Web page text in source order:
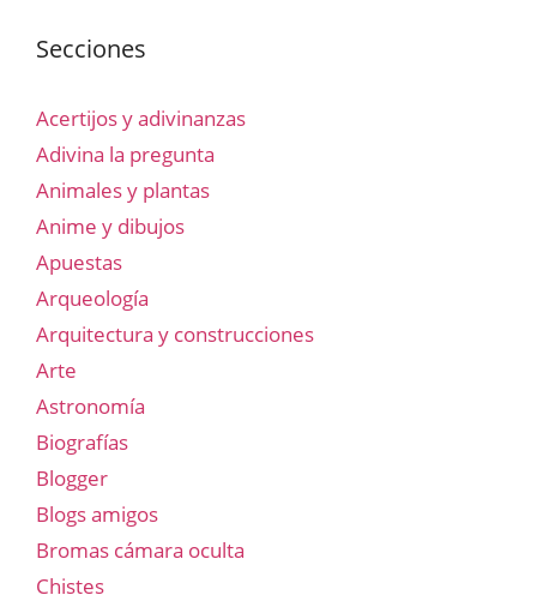
Secciones
Acertijos y adivinanzas
Adivina la pregunta
Animales y plantas
Anime y dibujos
Apuestas
Arqueología
Arquitectura y construcciones
Arte
Astronomía
Biografías
Blogger
Blogs amigos
Bromas cámara oculta
Chistes